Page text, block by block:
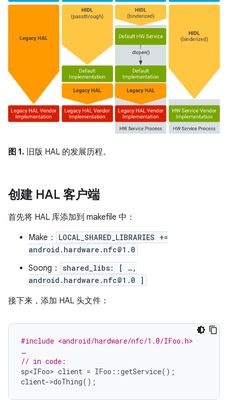
图 1. 旧版 HAL 的发展历程。
创建 HAL 客户端
首先将 HAL 库添加到 makefile 中：
Make：
LOCAL_SHARED_LIBRARIES +=
android.hardware.nfc@1.0
Soong：
shared_libs: [ …,
android.hardware.nfc@1.0 ]
接下来，添加 HAL 头文件：
#include <android/hardware/nfc/1.0/IFoo.h>
…
// in code:
sp<IFoo> client = IFoo ::getService();
client->doThing();